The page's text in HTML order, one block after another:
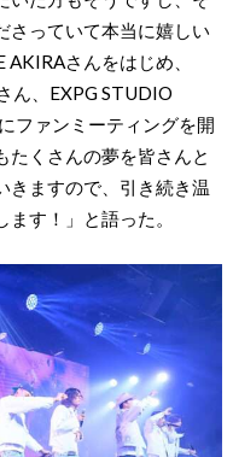
さっていて本当に嬉しい
さんをはじめ、
ん、EXPG STUDIO
ファンミーティングを開
たくさんの夢を皆さんと
きますので、引き続き温
す！」と語った。